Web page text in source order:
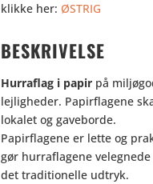
klikke her: ØSTRIG
BESKRIVELSE
Hurraflag i papir på
lejligheder. Papirflagene
lokalet og gaveborde.
Papirflagene er lette og
gør hurraflagene
det traditionelle udtryk.